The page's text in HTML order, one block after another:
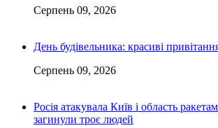
Серпень 09, 2026
День будівельника: красиві
Серпень 09, 2026
Росія атакувала Київ і область
загинули троє людей